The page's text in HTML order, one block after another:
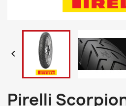

Pirelli